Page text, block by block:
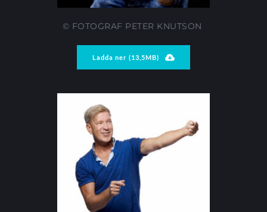
© FOTOGRAF PETER KNUTSON
Ladda ner (13,5MB)